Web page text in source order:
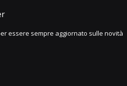
essere sempre aggiornato sulle novità